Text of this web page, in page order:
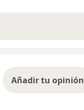
Añadir tu opinión